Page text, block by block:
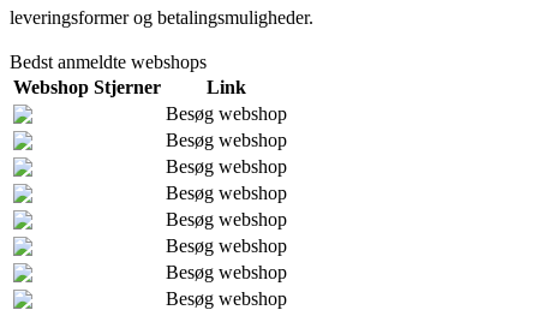
leveringsformer og betalingsmuligheder.
Bedst anmeldte webshops
Webshop Stjerner
Link
Besøg webshop
Besøg webshop
Besøg webshop
Besøg webshop
Besøg webshop
Besøg webshop
Besøg webshop
Besøg webshop